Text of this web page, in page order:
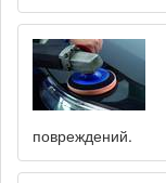
повреждений.